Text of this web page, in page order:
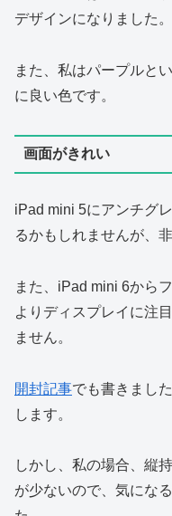
デザインになりました。
また、私はパープルと
に良い色です。
画面がきれい
iPad mini 5にアンチグ
るかもしれませんが、
また、iPad mini 6から
よりディスプレイに注
ません。
開封記事でも書きまし
します。
しかし、私の場合、縦
が少ないので、気にな